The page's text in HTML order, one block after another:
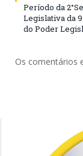
Período da
Legislativa da
do Poder
Os comentários